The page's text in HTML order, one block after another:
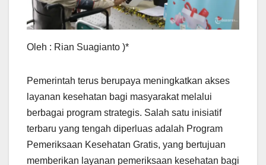
Oleh : Rian Suagianto )*
Pemerintah terus berupaya meningkatkan akses
layanan kesehatan bagi masyarakat melalui
berbagai program strategis. Salah satu inisiatif
terbaru yang tengah diperluas adalah Program
Pemeriksaan Kesehatan Gratis, yang bertujuan
memberikan layanan pemeriksaan kesehatan bagi